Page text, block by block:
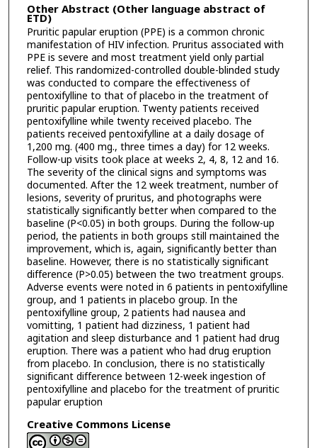
Other Abstract (Other language abstract of
ETD)
Pruritic papular eruption (PPE) is a common chronic
manifestation of HIV infection. Pruritus associated with
PPE is severe and most treatment yield only partial
relief. This randomized-controlled double-blinded study
was conducted to compare the effectiveness of
pentoxifylline to that of placebo in the treatment of
pruritic papular eruption. Twenty patients received
pentoxifylline while twenty received placebo. The
patients received pentoxifylline at a daily dosage of
1,200 mg. (400 mg., three times a day) for 12 weeks.
Follow-up visits took place at weeks 2, 4, 8, 12 and 16.
The severity of the clinical signs and symptoms was
documented. After the 12 week treatment, number of
lesions, severity of pruritus, and photographs were
statistically significantly better when compared to the
baseline (P<0.05) in both groups. During the follow-up
period, the patients in both groups still maintained the
improvement, which is, again, significantly better than
baseline. However, there is no statistically significant
difference (P>0.05) between the two treatment groups.
Adverse events were noted in 6 patients in pentoxifylline
group, and 1 patients in placebo group. In the
pentoxifylline group, 2 patients had nausea and
vomitting, 1 patient had dizziness, 1 patient had
agitation and sleep disturbance and 1 patient had drug
eruption. There was a patient who had drug eruption
from placebo. In conclusion, there is no statistically
significant difference between 12-week ingestion of
pentoxifylline and placebo for the treatment of pruritic
papular eruption
Creative Commons License